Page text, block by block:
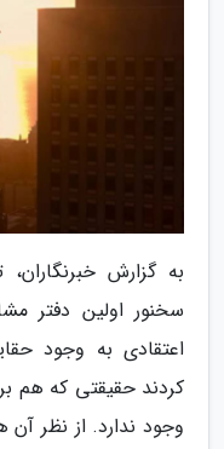
به گزارش
سخنور اولین دفتر
اعتقادی به وجود
کردند حقیقتی که هم
وجود ندارد. از نظر